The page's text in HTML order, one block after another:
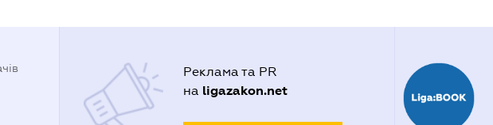
Реклама та PR
на ligazakon.net